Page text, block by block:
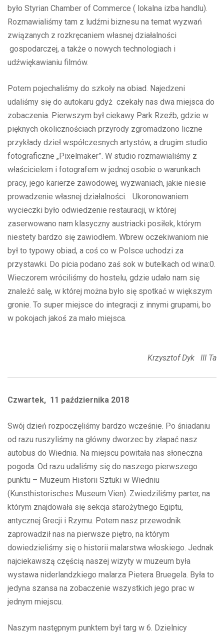
było Styrian Chamber of Commerce ( lokalna izba handlu).
Rozmawialiśmy tam z ludźmi biznesu na temat wyzwań
związanych z rozkręcaniem własnej działalności
gospodarczej, a także o nowych technologiach i
udźwiękawianiu filmów.
Potem pojechaliśmy do szkoły na obiad. Najedzeni
udaliśmy się do autokaru gdyż czekały nas dwa miejsca do
zobaczenia. Pierwszym był ciekawy Park Rzeźb, gdzie w
pięknych okolicznościach przyrody zgromadzono liczne
przykłady dzieł współczesnych artystów, a drugim studio
fotograficzne „Pixelmaker”. W studio rozmawialiśmy z
właścicielem i fotografem w jednej osobie o warunkach
pracy, jego karierze zawodowej, wyzwaniach, jakie niesie
prowadzenie własnej działalności. Ukoronowaniem
wycieczki było odwiedzenie restauracji, w której
zaserwowano nam klasyczny austriacki posiłek, którym
niestety bardzo się zawiodłem. Wbrew oczekiwaniom nie
był to typowy obiad, a coś co w Polsce uchodzi za
przystawki. Do picia podano zaś sok w butelkach od wina:0.
Wieczorem wróciliśmy do hostelu, gdzie udało nam się
znaleźć salę, w której można było się spotkać w większym
gronie. To super miejsce do integracji z innymi grupami, bo
w pokojach jakoś za mało miejsca.
Krzysztof Dyk III Ta
Czwartek, 11 października 2018
Swój dzień rozpoczęliśmy bardzo wcześnie. Po śniadaniu
od razu ruszyliśmy na główny dworzec by złapać nasz
autobus do Wiednia. Na miejscu powitała nas słoneczna
pogoda. Od razu udaliśmy się do naszego pierwszego
punktu – Muzeum Historii Sztuki w Wiedniu
(Kunsthistorisches Museum Vien). Zwiedziliśmy parter, na
którym znajdowała się sekcja starożytnego Egiptu,
antycznej Grecji i Rzymu. Potem nasz przewodnik
zaprowadził nas na pierwsze piętro, na którym
dowiedzieliśmy się o historii malarstwa włoskiego. Jednak
najciekawszą częścią naszej wizyty w muzeum była
wystawa niderlandzkiego malarza Pietera Bruegela. Była to
jedyna szansa na zobaczenie wszystkich jego prac w
jednym miejscu.
Naszym następnym punktem był targ w 6. Dzielnicy